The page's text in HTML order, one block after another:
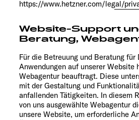
https://www.hetzner.com/legal/
Website-Support
Beratung,
Für die Betreuung und Beratung für
Anwendungen auf unserer Website
Webagentur beauftragt. Diese
mit der Gestaltung und
anfallenden Tätigkeiten. In diesem
von uns ausgewählte Webagentur
unsere Website, um erforderliche